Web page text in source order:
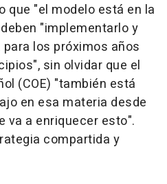
que "el modelo está en la
"implementarlo y
los próximos años
sin olvidar que el
(COE) "también está
en esa materia desde
va a enriquecer esto".
compartida y